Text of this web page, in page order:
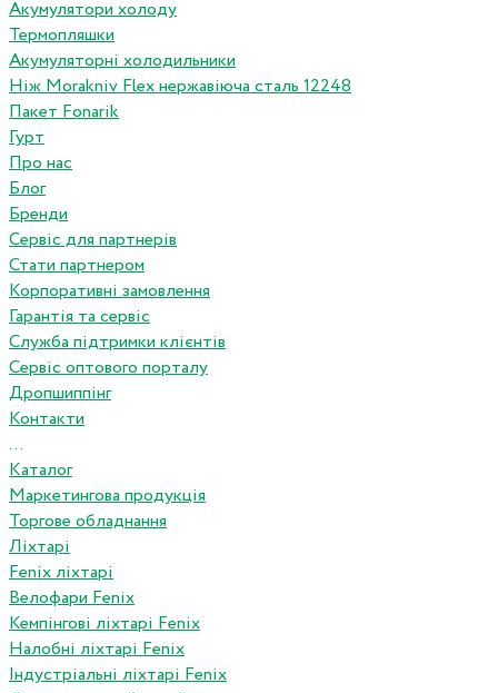
Акумулятори холоду
Термопляшки
Акумуляторні холодильники
Ніж Morakniv Flex нержавіюча сталь 12248
Пакет Fonarik
Гурт
Про нас
Блог
Бренди
Сервіс для партнерів
Стати партнером
Корпоративні замовлення
Гарантія та сервіс
Служба підтримки клієнтів
Сервіс оптового порталу
Дропшиппінг
Контакти
...
Каталог
Маркетингова продукція
Торгове обладнання
Ліхтарі
Fenix ліхтарі
Велофари Fenix
Кемпінгові ліхтарі Fenix
Налобні ліхтарі Fenix
Індустріальні ліхтарі Fenix